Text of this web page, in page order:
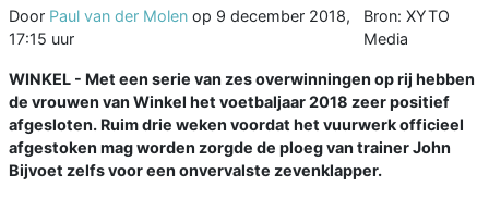
Door Paul van der Molen op 9 december 2018,
17:15 uur
Bron: XYTO
Media
WINKEL - Met een serie van zes overwinningen op rij hebben
de vrouwen van Winkel het voetbaljaar 2018 zeer positief
afgesloten. Ruim drie weken voordat het vuurwerk officieel
afgestoken mag worden zorgde de ploeg van trainer John
Bijvoet zelfs voor een onvervalste zevenklapper.